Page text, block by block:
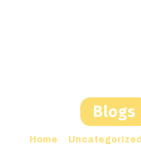
Blogs
Home Uncategorized